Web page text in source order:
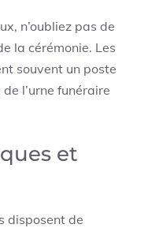
n’oubliez pas de
la cérémonie. Les
souvent un poste
l’urne funéraire
et
disposent de